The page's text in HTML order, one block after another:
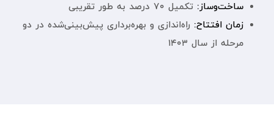
ساخت‌‌وساز: تکمیل ۷۰ درصد به طور تقریبی
زمان افتتاح: راه‌اندازی و بهره‌برداری پیش‌بینی‌شده در دو
مرحله از سال ۱۴۰۳